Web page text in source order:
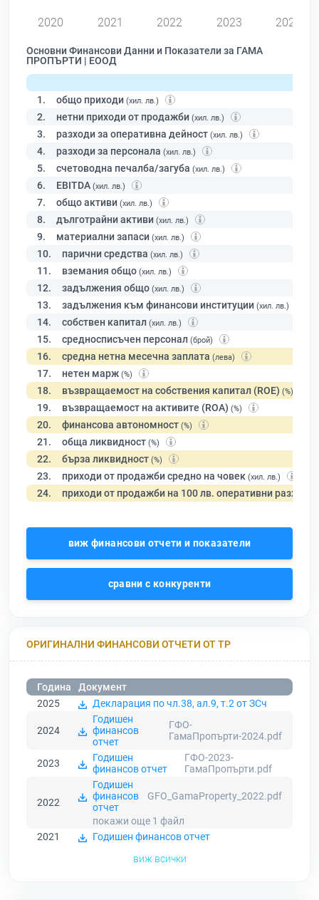
2020 2021 2022 2023 2024
Основни Финансови Данни и Показатели за ГАМА
ПРОПЪРТИ | ЕООД
1. общо приходи (хил. лв.)
2. нетни приходи от продажби (хил. лв.)
3. разходи за оперативна дейност (хил. лв.)
4. разходи за персонала (хил. лв.)
5. счетоводна печалба/загуба (хил. лв.)
6. EBITDA (хил. лв.)
7. общо активи (хил. лв.)
8. дълготрайни активи (хил. лв.)
9. материални запаси (хил. лв.)
10. парични средства (хил. лв.)
11. вземания общо (хил. лв.)
12. задължения общо (хил. лв.)
13. задължения към финансови институции (хил. лв.)
14. собствен капитал (хил. лв.)
15. средносписъчен персонал (брой)
16. средна нетна месечна заплата (лева)
17. нетен марж (%)
18. възвращаемост на собствения капитал (ROE) (%)
19. възвращаемост на активите (ROA) (%)
20. финансова автономност (%)
21. обща ликвидност (%)
22. бърза ликвидност (%)
23. приходи от продажби средно на човек (хил. лв.)
24. приходи от продажби на 100 лв. оперативни разходи
виж финансови отчети и показатели
сравни с конкуренти
ОРИГИНАЛНИ ФИНАНСОВИ ОТЧЕТИ ОТ ТР
Година
Документ
2025
Декларация по чл.38, ал.9, т.2 от ЗСч
2024
Годишен
финансов
отчет
ГФО-
ГамаПропърти-2024.pdf
2023
Годишен
финансов отчет
ГФО-2023-
ГамаПропърти.pdf
2022
Годишен
финансов
отчет
GFO_GamaProperty_2022.pdf
покажи още 1 файл
2021
Годишен финансов отчет
виж всички